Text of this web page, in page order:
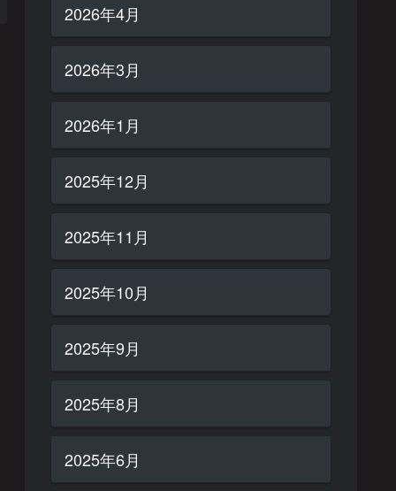
2026年4月
2026年3月
2026年1月
2025年12月
2025年11月
2025年10月
2025年9月
2025年8月
2025年6月